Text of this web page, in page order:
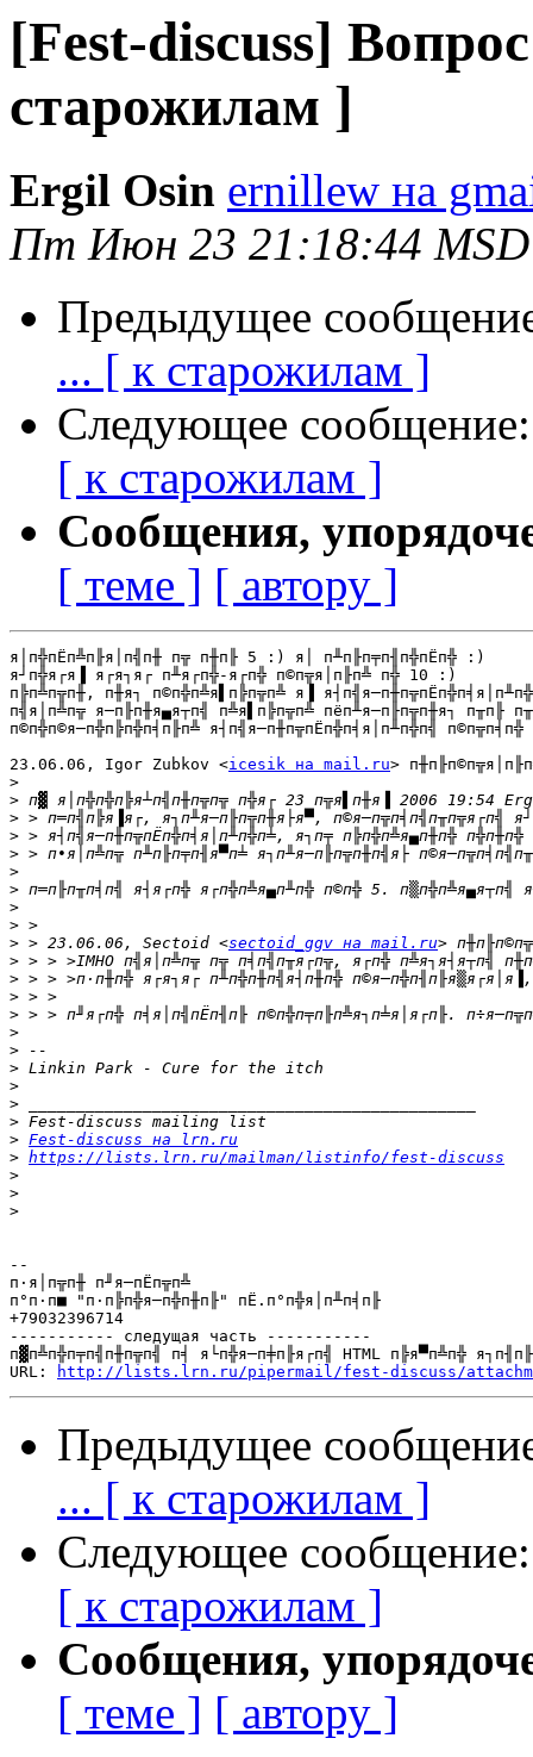
[Fest-discuss]
старожилам ]
Ergil Osin ernillew на
Пт Июн 23 21:18:44
Предыдущее
... [ к старожилам ]
Следующее
[ к старожилам ]
Сообщения,
[ теме ] [ автору ]
я│п╬пЁп╩п╟я│п╣п╫ п╦ п╫п╟ 5 :) я│ п╨п╟п╤п╢п╬пЁп╬ :)
я┘п╬я┌я▐ я┌я┐я┌ п╨я┌п╬-я┌п╬ п©п╦я│п╟п╩ п╬ 10 :)
п╠п╩п╦п╫, п╫я┐ п©п╬п╩я▌п╠п╦п╩ я▐
п╣я│п╩п╦ я─п╟п╫я▄я┬п╣ п╩я▌п╠п╦п╩ пёп╨я─п╟п╦п╫я┐ п╥п╟
п©п╬п©я─п╬п╠п╬п╡п╟п╩ я┤п╣я─п╫п╦пЁп╬п╡я│п╨п╬п╣
23.06.06, Igor Zubkov <icesik на mail.ru>
>
>
>
>
>
>
>
>
>
> > 23.06.06, Sectoid <sectoid_ggv на mail.ru
>
>
>
>
>
>
>
>
>
>
> Fest-discuss на lrn.ru
> https://lists.lrn.ru/mailman/listinfo/fest-discuss
>
>
>
--
п·я│п╦п╫ п╜я─пЁп╦п╩
п°п·п■ "п·п╠п╬я─п╬п╫п╟" пЁ.п°п╬я│п╨п╡п╟
+79032396714
----------- следущая часть -----------
п▓п╩п╬п╤п╣п╫п╦п╣ п╡ я└п╬я─п╪п╟я┌п╣ HTML п╠я▀п╩п╬
URL:
http://lists.lrn.ru/pipermail/fest-discuss/
Предыдущее
... [ к старожилам ]
Следующее
[ к старожилам ]
Сообщения,
[ теме ] [ автору ]